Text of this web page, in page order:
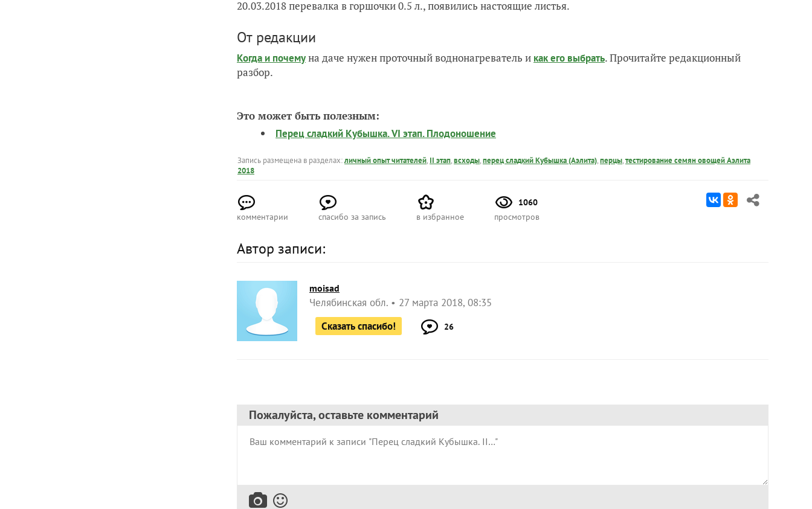
20.03.2018 перевалка в горшочки 0.5 л., появились настоящие листья.
От редакции
Когда и почемуна даче нужен проточный воднонагреватель и как его выбрать. Прочитайте редакционный
разбор.
Это может быть полезным:
Перец сладкий Кубышка. VI этап. Плодоношение
Запись размещена в разделах:личный опыт читателей, II этап,всходы,перец сладкий Кубышка (Аэлита),перцы,тестирование семян овощей Аэлита
2018
комментарии спасибо за запись в избранное
1060
просмотров
Автор записи:
moisad
Челябинская обл.
27 марта 2018, 08:35
Сказать спасибо!
26
Пожалуйста, оставьте комментарий